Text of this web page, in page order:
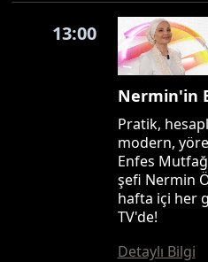
13:00
Nermin'in
Pratik,
modern,
Enfes
şefi Nermin
hafta içi her
TV'de!
Detaylı Bilgi